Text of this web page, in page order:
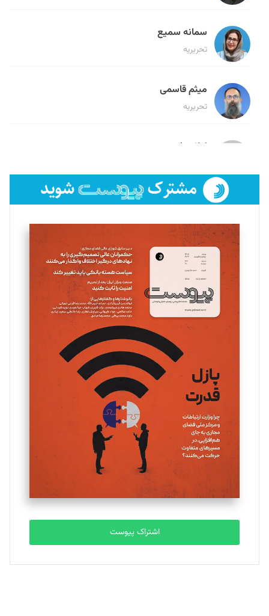
سمانه سمیع
تحریریه
میثم قاسمی
تحریریه
لیلا حنارود
فائزه فتحی رستمی
تحریریه
سروش کرمیان
تحریریه
مینا پاکدل
یسنا امان‌پور
تحریریه
ملینا جعفری
تحریریه
مصطفی مسجدی آرانی
تحریریه
بابک نقاش
تحریریه
اشتراک پیوست